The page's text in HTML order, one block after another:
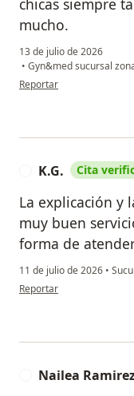
chicas siempre
mucho.
13 de julio de 2026
• Gyn&med sucursal
en opinión del usuario
Reportar
K.G. Cita
La explicación y
muy buen
forma de
11 de julio de 2026 •
en opinión del usuario K.G.
Reportar
Nailea